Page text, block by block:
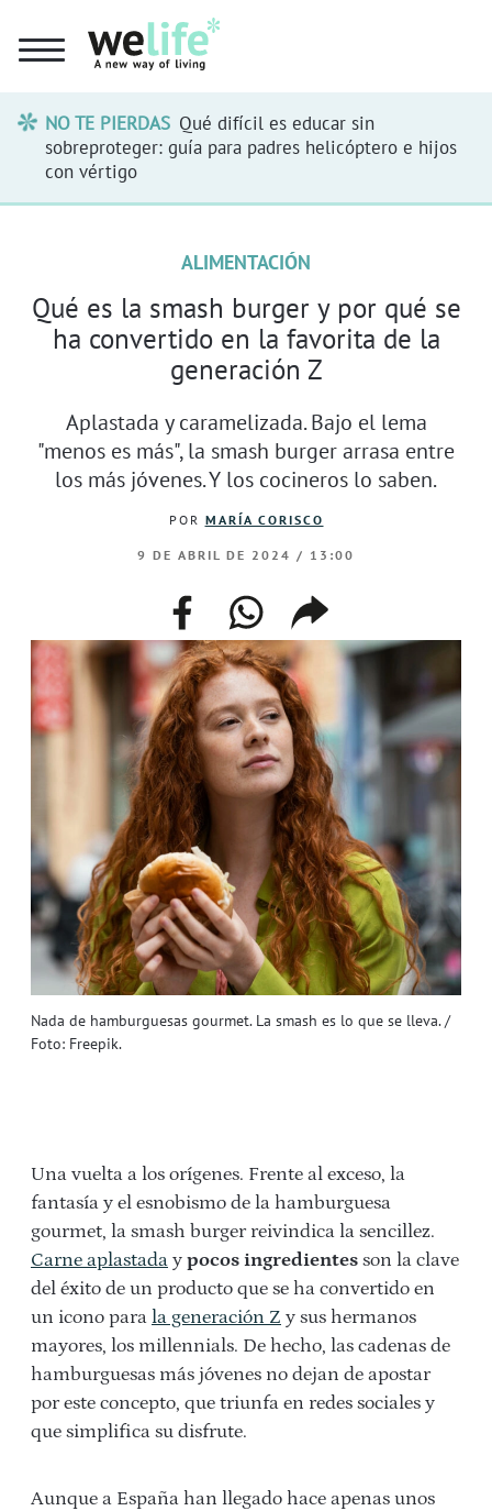
NO TE PIERDAS Qué difícil es educar sin
sobreproteger: guía para padres helicóptero e hijos
con vértigo
Nada de hamburguesas gourmet. La smash es lo que se lleva. /
Foto: Freepik.
ALIMENTACIÓN
Qué es la smash burger y por qué se
ha convertido en la favorita de la
generación Z
Aplastada y caramelizada. Bajo el lema
"menos es más", la smash burger arrasa entre
los más jóvenes. Y los cocineros lo saben.
POR MARÍA CORISCO
9 DE ABRIL DE 2024 / 13:00
facebookwhatsappcompartir
enlace
Una vuelta a los orígenes. Frente al exceso, la
fantasía y el esnobismo de la hamburguesa
gourmet, la smash burger reivindica la sencillez.
Carne aplastada y pocos ingredientes son la clave
del éxito de un producto que se ha convertido en
un icono para la generación Z y sus hermanos
mayores, los millennials. De hecho, las cadenas de
hamburguesas más jóvenes no dejan de apostar
por este concepto, que triunfa en redes sociales y
que simplifica su disfrute.
Aunque a España han llegado hace apenas unos